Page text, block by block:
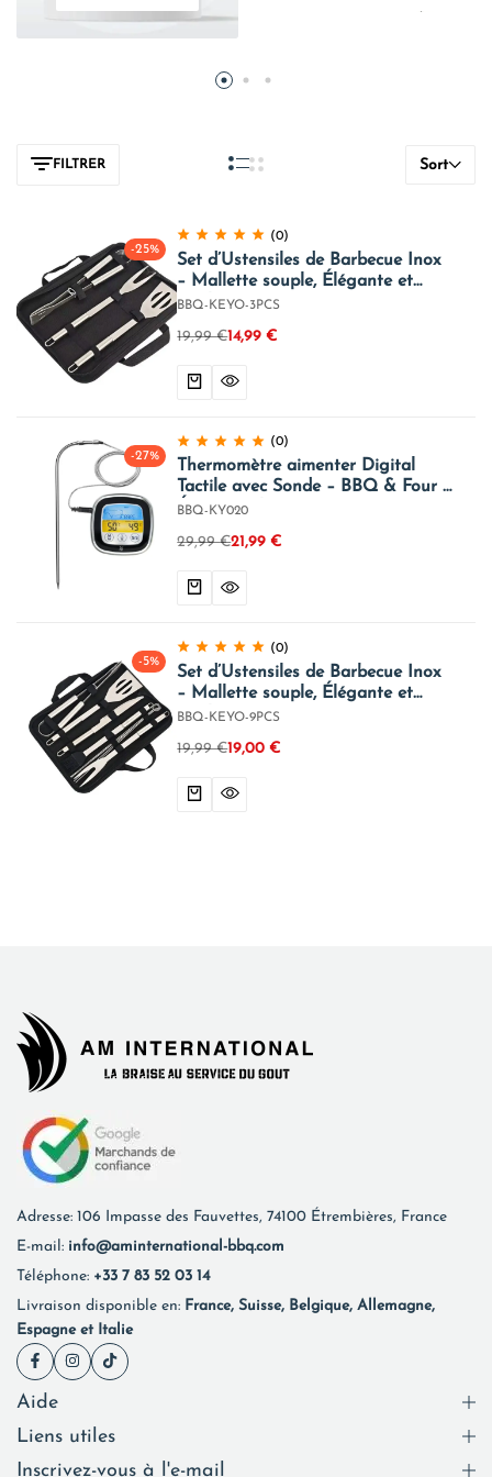
FILTRER Sort
-25%
(0)
Set d’Ustensiles de Barbecue Inox
– Mallette souple, Élégante et
Facile à Transporter
BBQ-KEYO-3PCS
19,99€14,99€
-27%
(0)
Thermomètre aimenter Digital
Tactile avec Sonde – BBQ & Four –
Écran Couleur + Minuteur
BBQ-KY020
29,99€21,99€
-5%
(0)
Set d’Ustensiles de Barbecue Inox
– Mallette souple, Élégante et
Facile à Transporter
BBQ-KEYO-9PCS
19,99€19,00€
Adresse: 106 Impasse des Fauvettes, 74100 Étrembières, France
E-mail: info@aminternational-bbq.com
Téléphone: +33 7 83 52 03 14
Livraison disponible en: France, Suisse, Belgique, Allemagne,
Espagne et Italie
Aide
Liens utiles
Inscrivez-vous à l'e-mail